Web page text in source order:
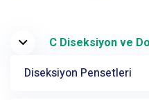
C Diseksiyon ve
Diseksiyon Pensetleri